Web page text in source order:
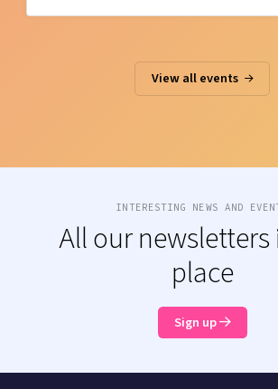
View all events
INTERESTING NEWS AND
All our
place
Sign up